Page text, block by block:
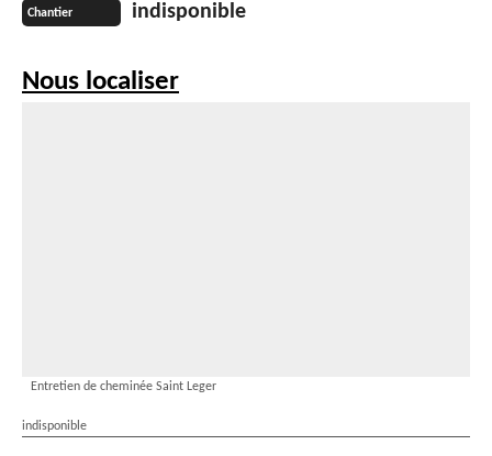
Chantier indisponible
Nous localiser
Entretien de cheminée Saint Leger
indisponible